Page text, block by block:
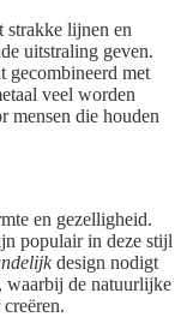
strakke lijnen en
uitstraling geven.
gecombineerd met
veel worden
mensen die houden
en gezelligheid.
populair in deze stijl
design nodigt
waarbij de natuurlijke